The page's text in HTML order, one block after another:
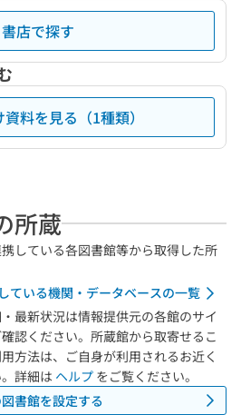
書店で探す
料を見る（1種類）
所蔵
している各図書館等から取得した所
ている機関・データベースの一覧
最新状況は情報提供元の各館のサイ
認ください。所蔵館から取寄せるこ
方法は、ご自身が利用されるお近く
詳細は ヘルプ をご覧ください。
書館を設定する